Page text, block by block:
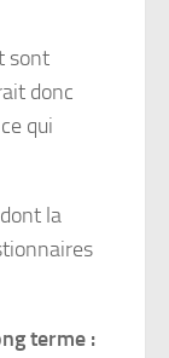
sont
donc
qui
la
terme :